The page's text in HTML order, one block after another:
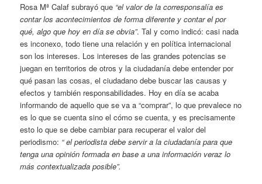
Rosa Mª Calaf subrayó que “el valor de la corresponsalía es
contar los acontecimientos de forma diferente y contar el por
qué, algo que hoy en día se obvia”. Tal y como indicó: casi nada
es inconexo, todo tiene una relación y en política internacional
son los intereses. Los intereses de las grandes potencias se
juegan en territorios de otros y la ciudadanía debe entender por
qué pasan las cosas, el ciudadano debe buscar las causas y
efectos y también responsabilidades. Hoy en día se acaba
informando de aquello que se va a “comprar”, lo que prevalece no
es lo que se cuenta sino el cómo se cuenta, y es precisamente
esto lo que se debe cambiar para recuperar el valor del
periodismo: “ el periodista debe servir a la ciudadanía para que
tenga una opinión formada en base a una información veraz lo
más contextualizada posible”.